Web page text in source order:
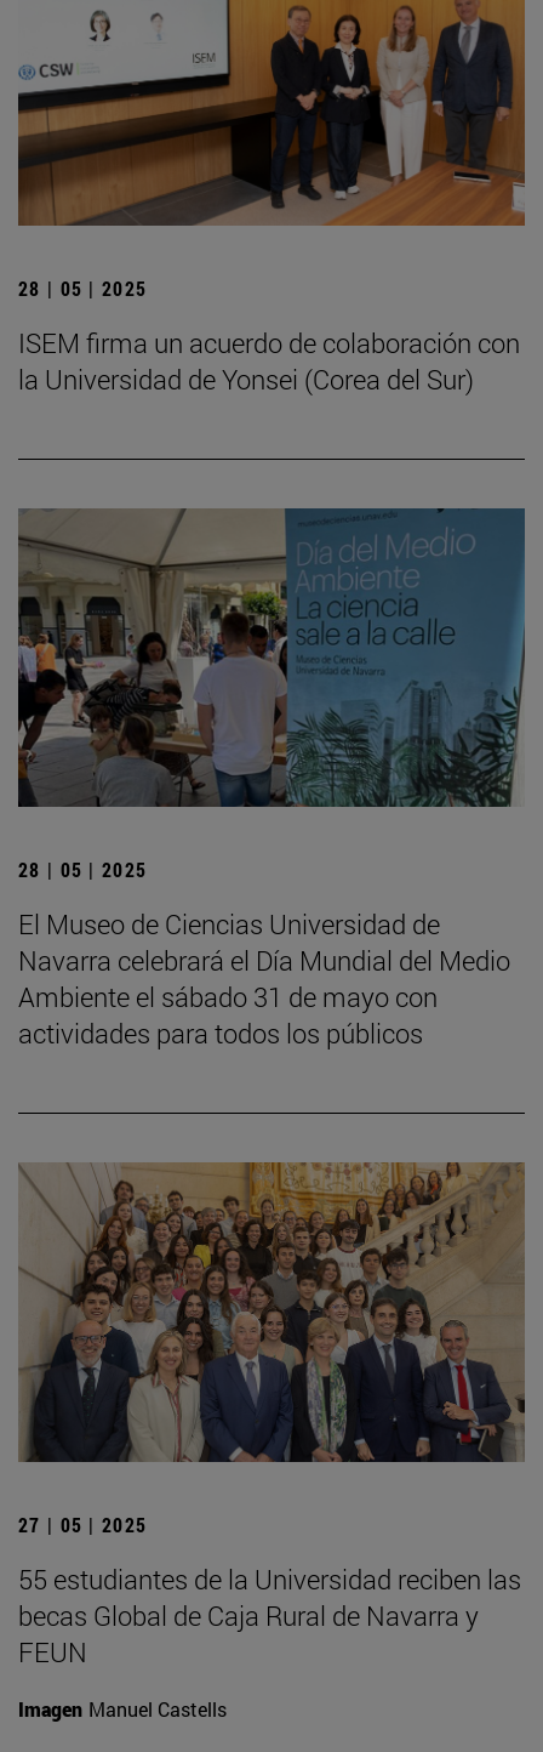
28 | 05 | 2025
ISEM firma un acuerdo de colaboración con
la Universidad de Yonsei (Corea del Sur)
28 | 05 | 2025
El Museo de Ciencias Universidad de
Navarra celebrará el Día Mundial del Medio
Ambiente el sábado 31 de mayo con
actividades para todos los públicos
27 | 05 | 2025
55 estudiantes de la Universidad reciben las
becas Global de Caja Rural de Navarra y
FEUN
Imagen Manuel Castells